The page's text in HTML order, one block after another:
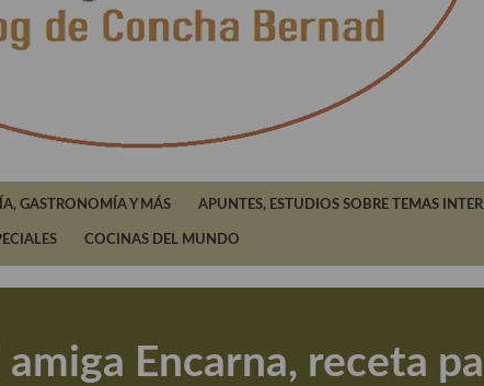
GASTRONOMÍA Y MÁS APUNTES, ESTUDIOS SOBRE TEMAS
COCINAS DEL MUNDO
Encarna, receta